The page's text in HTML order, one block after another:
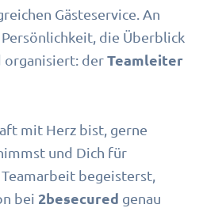
Gästeservice. An
die Überblick
organisiert: derTeamleiter
mit Herz bist, gerne
und Dich für
begeisterst,
bei 2besecured genau